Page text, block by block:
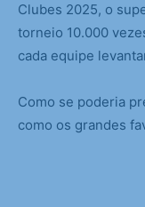
Clubes 2025, o
torneio 10.000
cada equipe
Como se poderia
como os grandes